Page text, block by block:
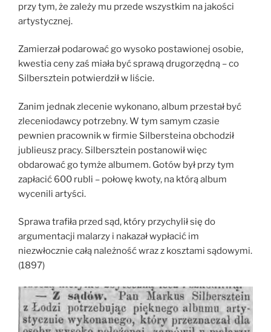
przy tym, że zależy mu przede wszystkim na jakości
artystycznej.
Zamierzał podarować go wysoko postawionej osobie,
kwestia ceny zaś miała być sprawą drugorzędną – co
Silbersztein potwierdził w liście.
Zanim jednak zlecenie wykonano, album przestał być
zleceniodawcy potrzebny. W tym samym czasie
pewnien pracownik w firmie Silbersteina obchodził
jublieusz pracy. Silbersztein postanowił więc
obdarować go tymże albumem. Gotów był przy tym
zapłacić 600 rubli – połowę kwoty, na którą album
wycenili artyści.
Sprawa trafiła przed sąd, który przychylił się do
argumentacji malarzy i nakazał wypłacić im
niezwłocznie całą należność wraz z kosztami sądowymi.
(1897)